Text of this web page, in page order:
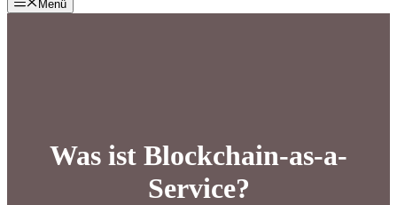
Menü
Was ist Blockchain-as-a-
Service?